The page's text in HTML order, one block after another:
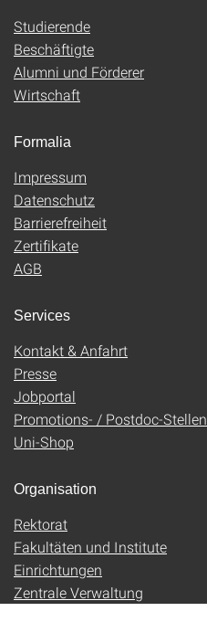
Studierende
Beschäftigte
Alumni und Förderer
Wirtschaft
Formalia
Impressum
Datenschutz
Barrierefreiheit
Zertifikate
AGB
Services
Kontakt & Anfahrt
Presse
Jobportal
Promotions- / Postdoc-Stellen
Uni-Shop
Organisation
Rektorat
Fakultäten und Institute
Einrichtungen
Zentrale Verwaltung